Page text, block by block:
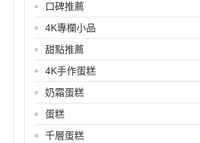
口碑推薦
4K專欄小品
甜點推薦
4K手作蛋糕
奶霜蛋糕
蛋糕
千層蛋糕